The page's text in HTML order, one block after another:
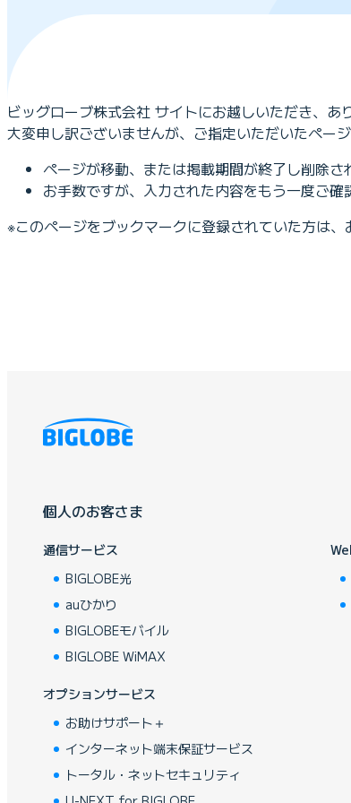
ビッグローブ株式会社 サイトにお越しいただき、あ
大変申し訳ございませんが、ご指定いただいたペー
ページが移動、または掲載期間が終了し削除さ
お手数ですが、入力された内容をもう一度ご確
※このページをブックマークに登録されていた方は
個人のお客さま
通信サービス
BIGLOBE光
auひかり
BIGLOBEモバイル
BIGLOBE WiMAX
オプションサービス
お助けサポート＋
インターネット端末保証サービス
トータル・ネットセキュリティ